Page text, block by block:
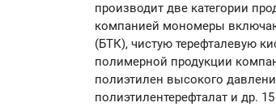
производит две категории
компанией мономеры
(БТК), чистую терефталевую
полимерной продукции
полиэтилен высокого
полиэтилентерефталат и др.